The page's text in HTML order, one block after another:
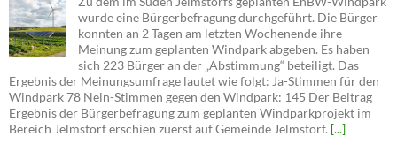
wurde eine Bürgerbefragung durchgeführt. Die Bürger
konnten an 2 Tagen am letzten Wochenende ihre
Meinung zum geplanten Windpark abgeben. Es haben
sich 223 Bürger an der „Abstimmung“ beteiligt. Das
Ergebnis der Meinungsumfrage lautet wie folgt: Ja-Stimmen für den
Windpark 78 Nein-Stimmen gegen den Windpark: 145 Der Beitrag
Ergebnis der Bürgerbefragung zum geplanten Windparkprojekt im
Bereich Jelmstorf erschien zuerst auf Gemeinde Jelmstorf. [...]